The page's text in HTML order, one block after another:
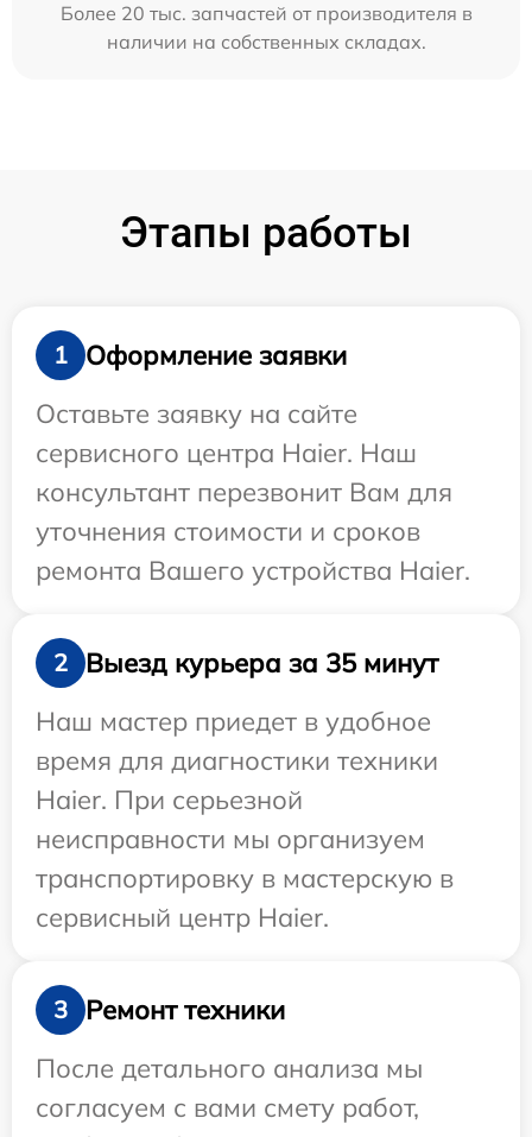
Более 20 тыс. запчастей от производителя в
наличии на собственных складах.
Этапы работы
1
Оформление заявки
Оставьте заявку на сайте
сервисного центра Haier. Наш
консультант перезвонит Вам для
уточнения стоимости и сроков
ремонта Вашего устройства Haier.
2
Выезд курьера за 35 минут
Наш мастер приедет в удобное
время для диагностики техники
Haier. При серьезной
неисправности мы организуем
транспортировку в мастерскую в
сервисный центр Haier.
3
Ремонт техники
После детального анализа мы
согласуем с вами смету работ,